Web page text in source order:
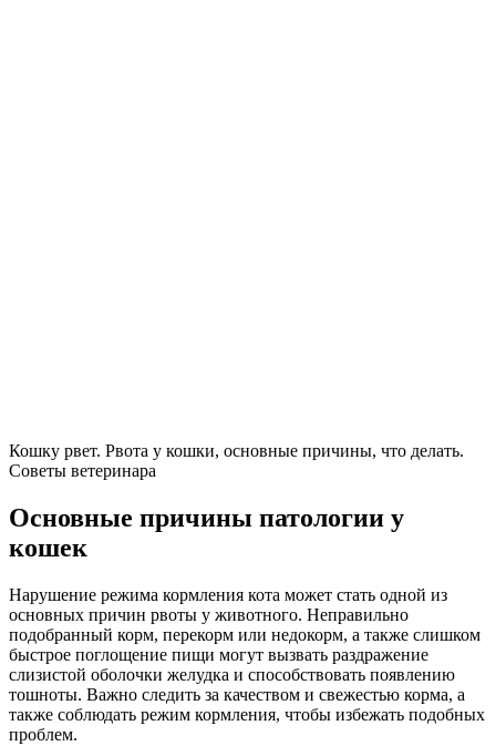
Кошку рвет. Рвота у кошки, основные причины, что делать.
Советы ветеринара
Основные причины патологии у
кошек
Нарушение режима кормления кота может стать одной из
основных причин рвоты у животного. Неправильно
подобранный корм, перекорм или недокорм, а также слишком
быстрое поглощение пищи могут вызвать раздражение
слизистой оболочки желудка и способствовать появлению
тошноты. Важно следить за качеством и свежестью корма, а
также соблюдать режим кормления, чтобы избежать подобных
проблем.